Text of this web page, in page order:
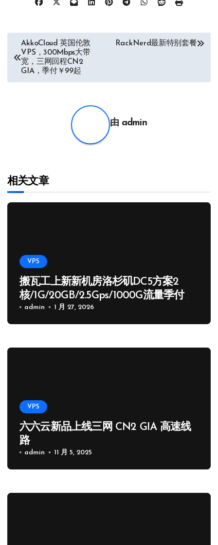
章
AkkoCloud 英国伦敦
VPS，300Mbps大带
宽，三网回程CN2
GIA，季付￥99起
RackNerd最新特别套餐
由 admin
相关文章
VPS
搬瓦工上新新机房洛杉矶DC5方案2
核/1G/20GB/2.5Gps/1000G流量季付
65.89 USD
admin 1 月 27, 2026
VPS
六六云新品上线三网 CN2 GIA 高速线
路
admin 11 月 5, 2025